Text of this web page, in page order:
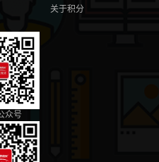
关于积分
众号